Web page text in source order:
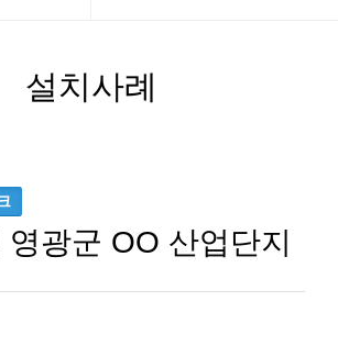
동영상
설치사례
광군 OO 산업단지